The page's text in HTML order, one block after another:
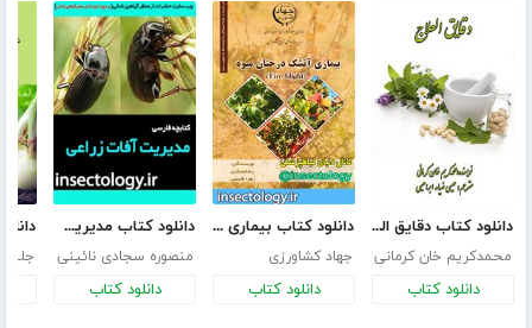
دانلود کتاب دقایق العلاج
محمدکریم خان کرمانی
دانلود کتاب
دانلود کتاب بیماری آتشک در درختان میوه
جهاد کشاورزی
دانلود کتاب
دانلود کتاب مدیریت آفات زراعی
منصوره سجادی نائینی
دانلود کتاب